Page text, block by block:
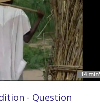
14 min'
- Question